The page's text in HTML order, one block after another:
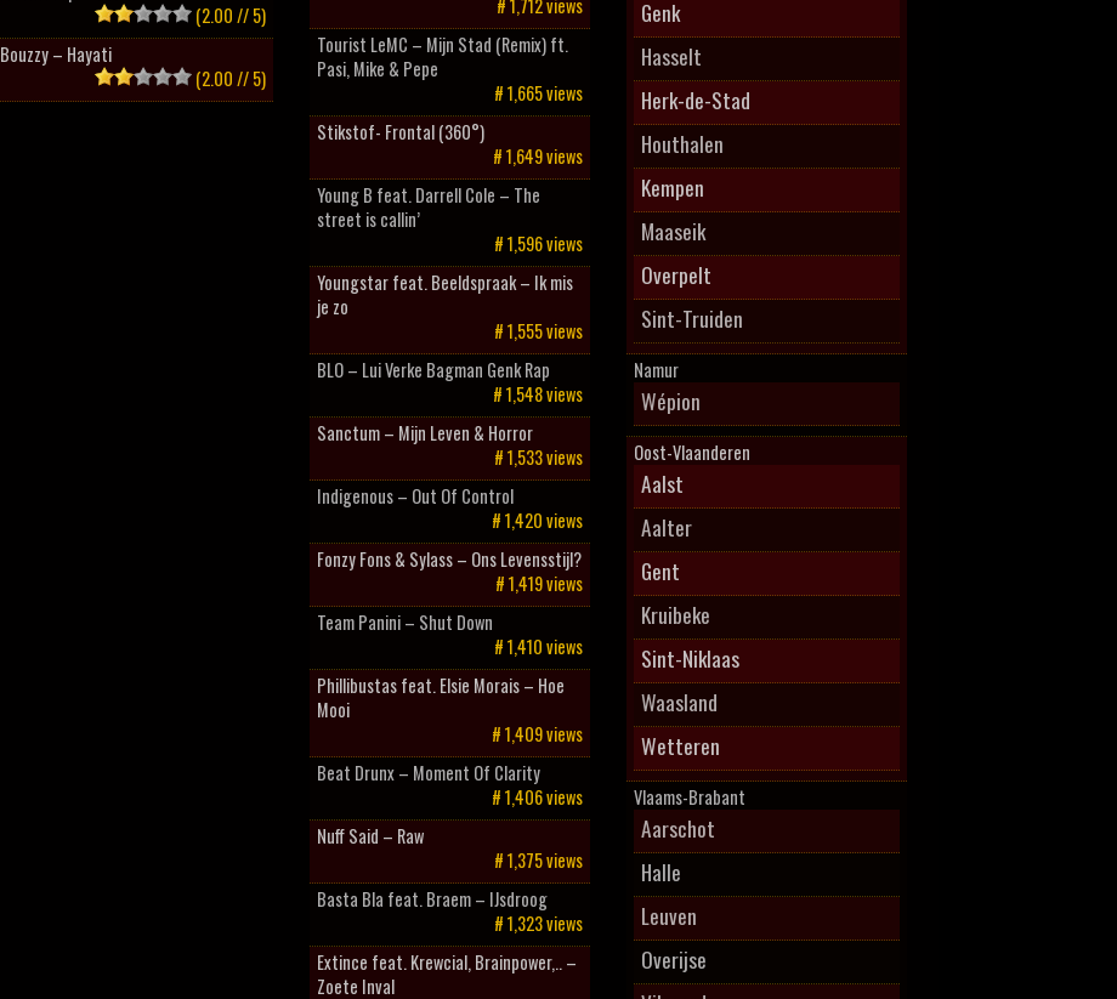
(2.00 // 5)
Bouzzy – Hayati
(2.00 // 5)
# 1,712 views
Tourist LeMC – Mijn Stad (Remix) ft.
Pasi, Mike & Pepe
# 1,665 views
Stikstof- Frontal (360°)
# 1,649 views
Young B feat. Darrell Cole – The
street is callin’
# 1,596 views
Youngstar feat. Beeldspraak – Ik mis
je zo
# 1,555 views
BLO – Lui Verke Bagman Genk Rap
# 1,548 views
Sanctum – Mijn Leven & Horror
# 1,533 views
Indigenous – Out Of Control
# 1,420 views
Fonzy Fons & Sylass – Ons Levensstijl?
# 1,419 views
Team Panini – Shut Down
# 1,410 views
Phillibustas feat. Elsie Morais – Hoe
Mooi
# 1,409 views
Beat Drunx – Moment Of Clarity
# 1,406 views
Nuff Said – Raw
# 1,375 views
Basta Bla feat. Braem – IJsdroog
# 1,323 views
Extince feat. Krewcial, Brainpower,.. –
Zoete Inval
Genk
Hasselt
Herk-de-Stad
Houthalen
Kempen
Maaseik
Overpelt
Sint-Truiden
Namur
Wépion
Oost-Vlaanderen
Aalst
Aalter
Gent
Kruibeke
Sint-Niklaas
Waasland
Wetteren
Vlaams-Brabant
Aarschot
Halle
Leuven
Overijse